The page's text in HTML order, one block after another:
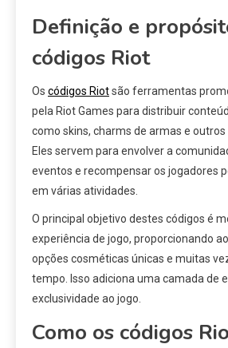
Definição e
códigos Riot
Os códigos Riotsão ferramentas
pela Riot Games para distribuir
como skins, charms de armas e outros
Eles servem para envolver a
eventos e recompensar os jogadores
em várias atividades.
O principal objetivo destes códigos é
experiência de jogo, proporcionando
opções cosméticas únicas e muitas
tempo. Isso adiciona uma camada de
exclusividade ao jogo.
Como os códigos